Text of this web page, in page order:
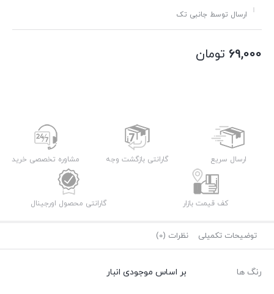
ارسال توسط جانبی تک
69,000 تومان
ارسال سریع گارانتی بازگشت وجه مشاوره تخصصی خرید
کف قیمت بازار گارانتی محصول اورجینال
توضیحات تکمیلی نظرات (0)
رنگ ها بر اساس موجودی انبار